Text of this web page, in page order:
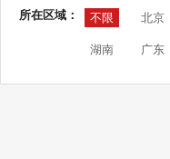
所在区域： 不限 北京
湖南 广东